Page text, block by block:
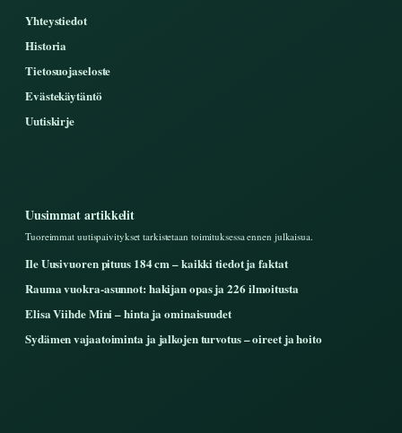
Yhteystiedot
Historia
Tietosuojaseloste
Evästekäytäntö
Uutiskirje
Uusimmat artikkelit
Tuoreimmat uutispaivitykset tarkistetaan toimituksessa ennen julkaisua.
Ile Uusivuoren pituus 184 cm – kaikki tiedot ja faktat
Rauma vuokra-asunnot: hakijan opas ja 226 ilmoitusta
Elisa Viihde Mini – hinta ja ominaisuudet
Sydämen vajaatoiminta ja jalkojen turvotus – oireet ja hoito